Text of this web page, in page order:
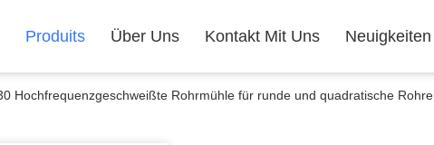
Produits Über Uns Kontakt Mit Uns Neuigkeiten
Hochfrequenzgeschweißte Rohrmühle für runde und quadratische Rohre